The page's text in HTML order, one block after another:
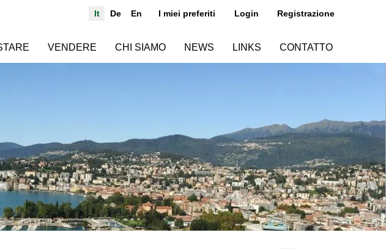
It De En I miei preferiti Login Registrazione
VENDERE CHI SIAMO NEWS LINKS CONTATTO